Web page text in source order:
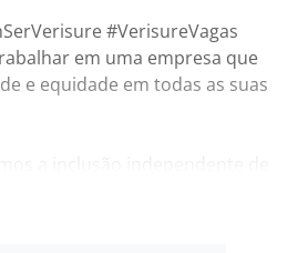
#VerisureVagas
em uma empresa que
e equidade em todas as suas
sexual, religião, nacionalidade,